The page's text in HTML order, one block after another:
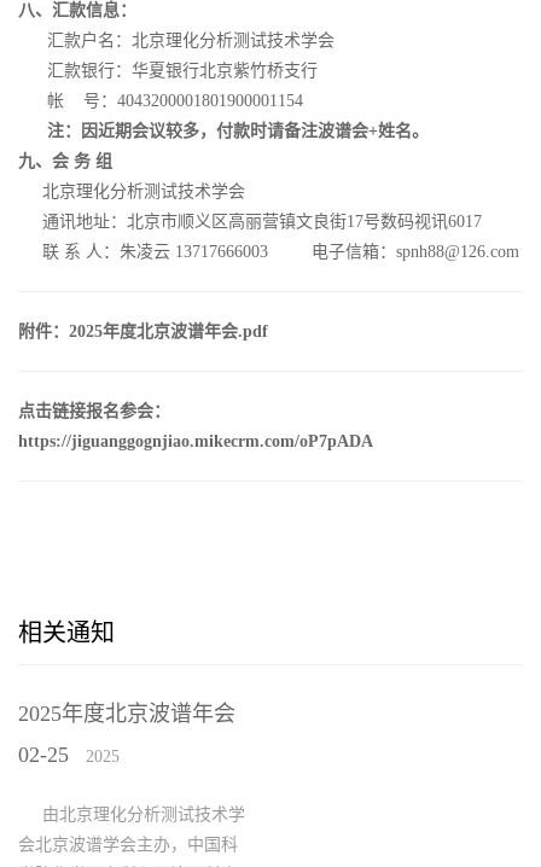
八、汇款信息：
汇款户名：北京理化分析测试技术学会
汇款银行：华夏银行北京紫竹桥支行
帐 号：4043200001801900001154
注：因近期会议较多，付款时请备注波谱会+姓名。
九、会 务 组
北京理化分析测试技术学会
通讯地址：北京市顺义区高丽营镇文良街17号数码视讯6017
联 系 人：朱凌云 13717666003 电子信箱： spnh88@126.com
附件： 2025年度北京波谱年会.pdf
点击链接报名参会：
https://jiguanggognjiao.mikecrm.com/oP7pADA
相关通知
2025年度北京波谱年会
02-25
2025
由北京理化分析测试技术学
会北京波谱学会主办，中国科